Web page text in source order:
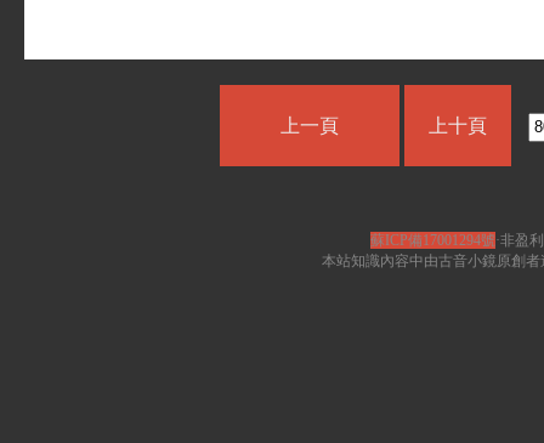
上一頁 上十頁
蘇ICP備17001294號·非盈
本站知識內容中由古音小鏡原創